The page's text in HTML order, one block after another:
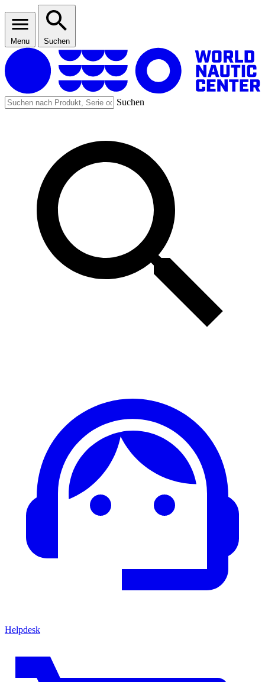
Menu Suchen
Suchen
Helpdesk